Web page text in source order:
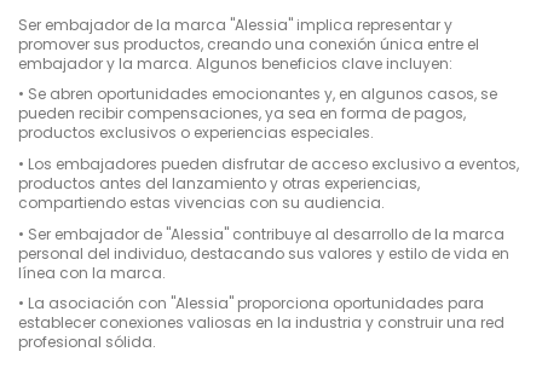
Ser embajador de la marca "Alessia" implica representar y
promover sus productos, creando una conexión única entre el
embajador y la marca. Algunos beneficios clave incluyen:
• Se abren oportunidades emocionantes y, en algunos casos, se
pueden recibir compensaciones, ya sea en forma de pagos,
productos exclusivos o experiencias especiales.
• Los embajadores pueden disfrutar de acceso exclusivo a eventos,
productos antes del lanzamiento y otras experiencias,
compartiendo estas vivencias con su audiencia.
• Ser embajador de "Alessia" contribuye al desarrollo de la marca
personal del individuo, destacando sus valores y estilo de vida en
línea con la marca.
• La asociación con "Alessia" proporciona oportunidades para
establecer conexiones valiosas en la industria y construir una red
profesional sólida.